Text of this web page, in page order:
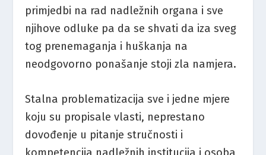
primjedbi na rad nadležnih organa i sve
njihove odluke pa da se shvati da iza sveg
tog prenemaganja i huškanja na
neodgovorno ponašanje stoji zla namjera.
Stalna problematizacija sve i jedne mjere
koju su propisale vlasti, neprestano
dovođenje u pitanje stručnosti i